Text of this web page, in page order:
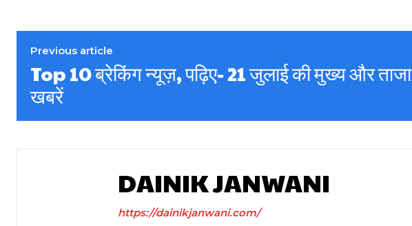
Previous article
Top 10 ब्रेकिंग न्यूज़, पढ़िए- 21 जुलाई की मुख्य और ताजा
खबरें
DAINIK JANWANI
https://dainikjanwani.com/